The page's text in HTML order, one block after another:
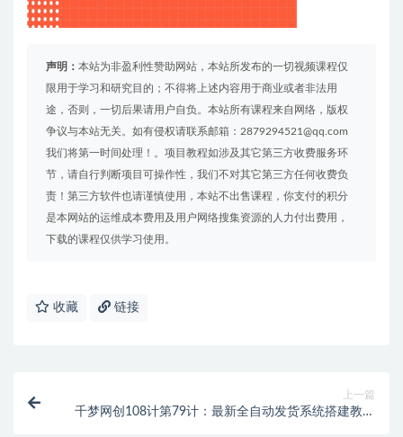
声明： 本站为非盈利性赞助网站，本站所发布的一切视频课程仅
限用于学习和研究目的；不得将上述内容用于商业或者非法用
途，否则，一切后果请用户自负。本站所有课程来自网络，版权
争议与本站无关。如有侵权请联系邮箱：2879294521@qq.com
我们将第一时间处理！。项目教程如涉及其它第三方收费服务环
节，请自行判断项目可操作性，我们不对其它第三方任何收费负
责！第三方软件也请谨慎使用，本站不出售课程，你支付的积分
是本网站的运维成本费用及用户网络搜集资源的人力付出费用，
下载的课程仅供学习使用。
收藏 链接
上一篇
千梦网创108计第79计：最新全自动发货系统搭建教学